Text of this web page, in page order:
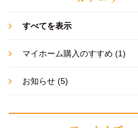
すべてを表示
マイホーム購入のすすめ (1)
お知らせ (5)